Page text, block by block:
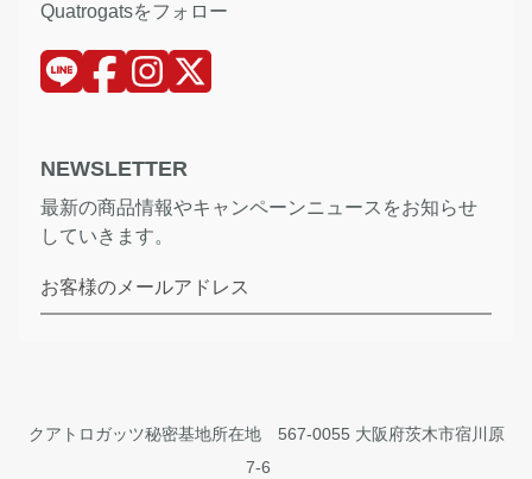
Quatrogatsをフォロー
NEWSLETTER
最新の商品情報やキャンペーンニュースをお知らせ
していきます。
お客様のメールアドレス
クアトロガッツ秘密基地所在地 567-0055 大阪府茨木市宿川原
7-6